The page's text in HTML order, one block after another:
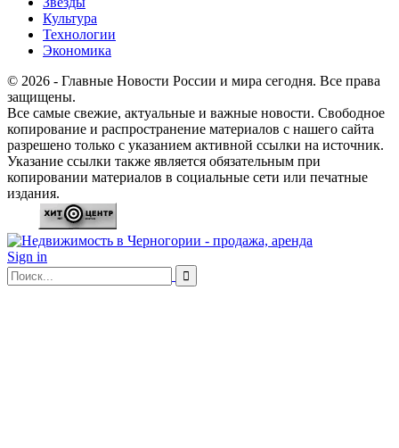
Культура
Технологии
Экономика
© 2026 - Главные Новости России и мира сегодня. Все права
защищены.
Все самые свежие, актуальные и важные новости. Свободное
копирование и распространение материалов с нашего сайта
разрешено только с указанием активной ссылки на источник.
Указание ссылки также является обязательным при
копировании материалов в социальные сети или печатные
издания.
Sign in